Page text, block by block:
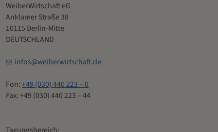
WeiberWirtschaft eG
Anklamer Straße 38
10115 Berlin-Mitte
DEUTSCHLAND
infos@weiberwirtschaft.de
Fon:+49 (030) 440 223 – 0
Fax: +49 (030) 440 223 – 44